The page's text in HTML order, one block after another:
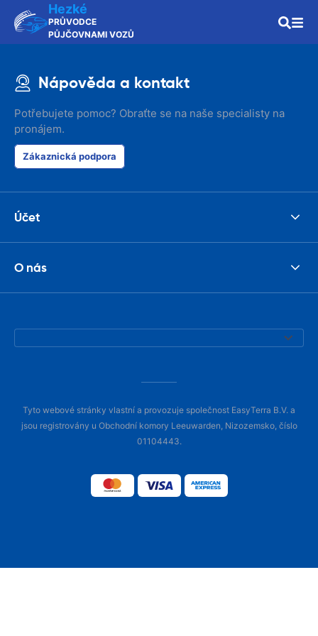
Hezké
PRŮVODCE
PŮJČOVNAMI VOZŮ
Nápověda a kontakt
Potřebujete pomoc? Obraťte se na naše specialisty na
pronájem.
Zákaznická podpora
Účet
O nás
Tyto webové stránky vlastní a provozuje společnost EasyTerra B.V. a
jsou registrovány u Obchodní komory Leeuwarden, Nizozemsko, číslo
01104443.